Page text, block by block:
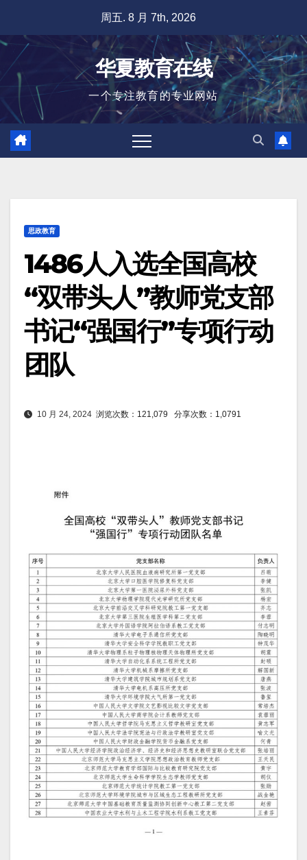
容
周五. 8 月 7th, 2026
华夏教育在线
一个专注教育的专业网站
思政教育
1486人入选全国高校
“双带头人”教师党支部
书记“强国行”专项行动
团队
10 月 24, 2024 浏览次数：121,079 分享次数：1,0791